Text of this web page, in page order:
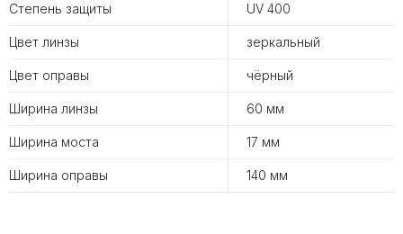
Степень защиты UV 400
Цвет линзы зеркальный
Цвет оправы чёрный
Ширина линзы 60 мм
Ширина моста 17 мм
Ширина оправы 140 мм